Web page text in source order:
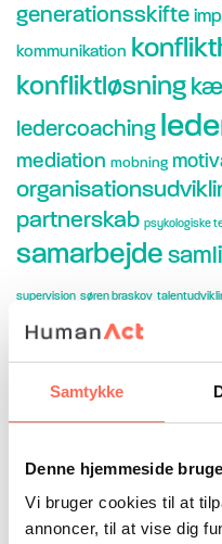
Samtykke
Denne hjemmeside
Vi bruger cookies til at
annoncer, til at vise dig
generationsskifte
kommunikation
konfliktløsning
ledercoaching
mediation mobning
partnerskab psykologiske
samarbejde
supervision søren braskov
Forfatter
Af Asger Neumann
Artikler af HumanAct
Artikler om/med
Radio og TV
Video